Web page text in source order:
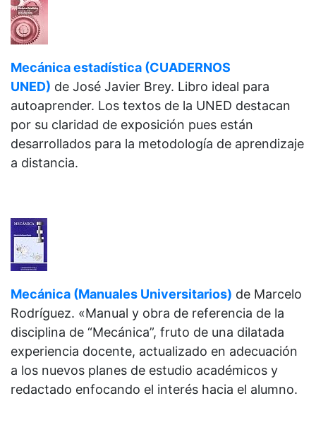
Mecánica estadística (CUADERNOS
UNED) de José Javier Brey. Libro ideal para
autoaprender. Los textos de la UNED destacan
por su claridad de exposición pues están
desarrollados para la metodología de aprendizaje
a distancia.
Mecánica (Manuales Universitarios) de Marcelo
Rodríguez. «Manual y obra de referencia de la
disciplina de “Mecánica”, fruto de una dilatada
experiencia docente, actualizado en adecuación
a los nuevos planes de estudio académicos y
redactado enfocando el interés hacia el alumno.